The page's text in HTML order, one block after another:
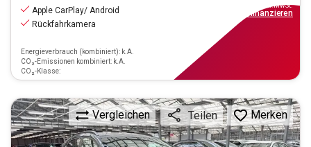
Apple CarPlay/ Android
Rückfahrkamera
Energieverbrauch (kombiniert): k.A.
CO₂-Emissionen kombiniert: k.A.
CO₂-Klasse:
inkl.MwSt.
finanzieren
Vergleichen Teilen Merken